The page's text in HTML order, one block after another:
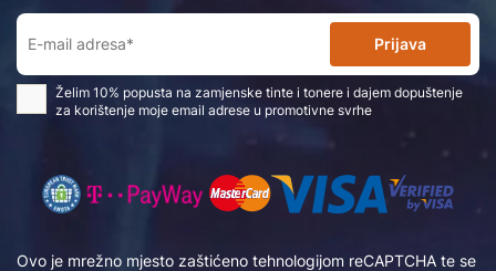
Ovo je mrežno mjesto zaštićeno tehnologijom reCAPTCHA te se
Prijava
Želim 10% popusta na zamjenske tinte i tonere i dajem dopuštenje
za korištenje moje email adrese u promotivne svrhe